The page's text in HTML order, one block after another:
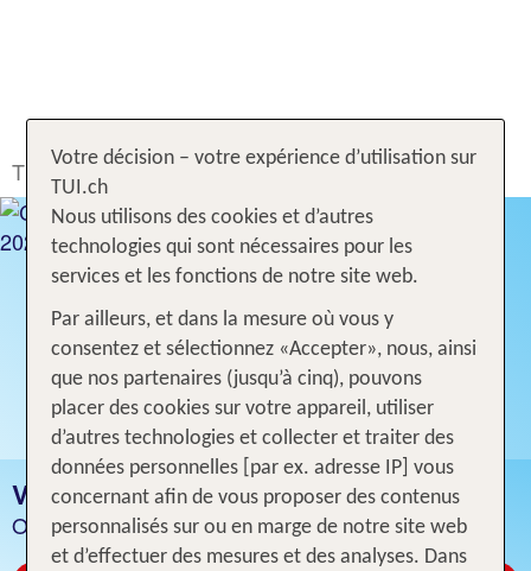
TUI.ch Rechercher & Réserver Voyages Kenya
VACANCES KENYA
Offres pour 1 semaine vol inclus
Votre décision – votre expérience d’utilisation sur
TUI.ch
Nous utilisons des cookies et d’autres
technologies qui sont nécessaires pour les
services et les fonctions de notre site web.
Par ailleurs, et dans la mesure où vous y
consentez et sélectionnez «Accepter», nous, ainsi
que nos partenaires (jusqu’à cinq), pouvons
placer des cookies sur votre appareil, utiliser
d’autres technologies et collecter et traiter des
données personnelles [par ex. adresse IP] vous
concernant afin de vous proposer des contenus
personnalisés sur ou en marge de notre site web
et d’effectuer des mesures et des analyses. Dans